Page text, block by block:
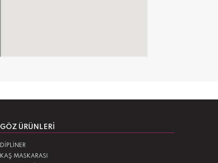
GÖZ ÜRÜNLERI
DİPLİNER
KAŞ MASKARASI